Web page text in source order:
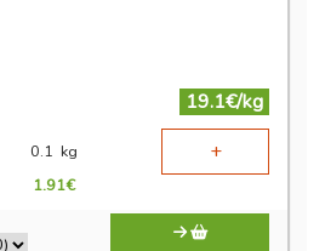
19.1€/kg
0.1 kg +
1.91€